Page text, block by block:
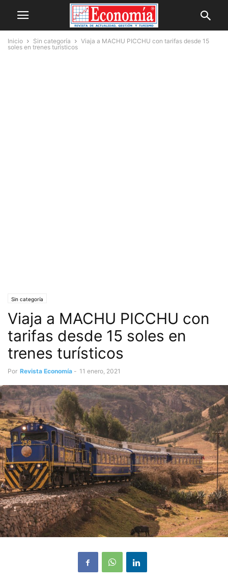
Inicio Sin categoría
Viaja a MACHU PICCHU con tarifas desde 15
soles en trenes turísticos
Sin categoría
Viaja a MACHU PICCHU con
tarifas desde 15 soles en
trenes turísticos
Por Revista Economía - 11 enero, 2021